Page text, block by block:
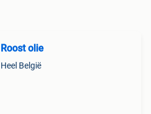
Roost olie
Heel België